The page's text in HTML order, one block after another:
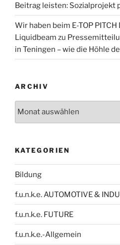
Beitrag leisten: Sozialprojekt
Wir haben beim E-TOP PITCH
Liquidbeam zu
in Teningen – wie die Höhle
ARCHIV
KATEGORIEN
Bildung
f.u.n.k.e. AUTOMOTIVE &
f.u.n.k.e. FUTURE
f.u.n.k.e.-Allgemein